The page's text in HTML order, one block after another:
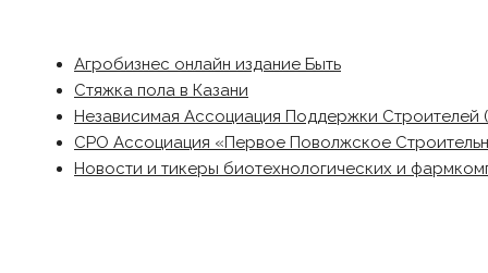
Агробизнес онлайн издание Быть
Стяжка пола в Казани
Независимая Ассоциация Поддержки Строителей
СРО Ассоциация «Первое Поволжское
Новости и тикеры биотехнологических и